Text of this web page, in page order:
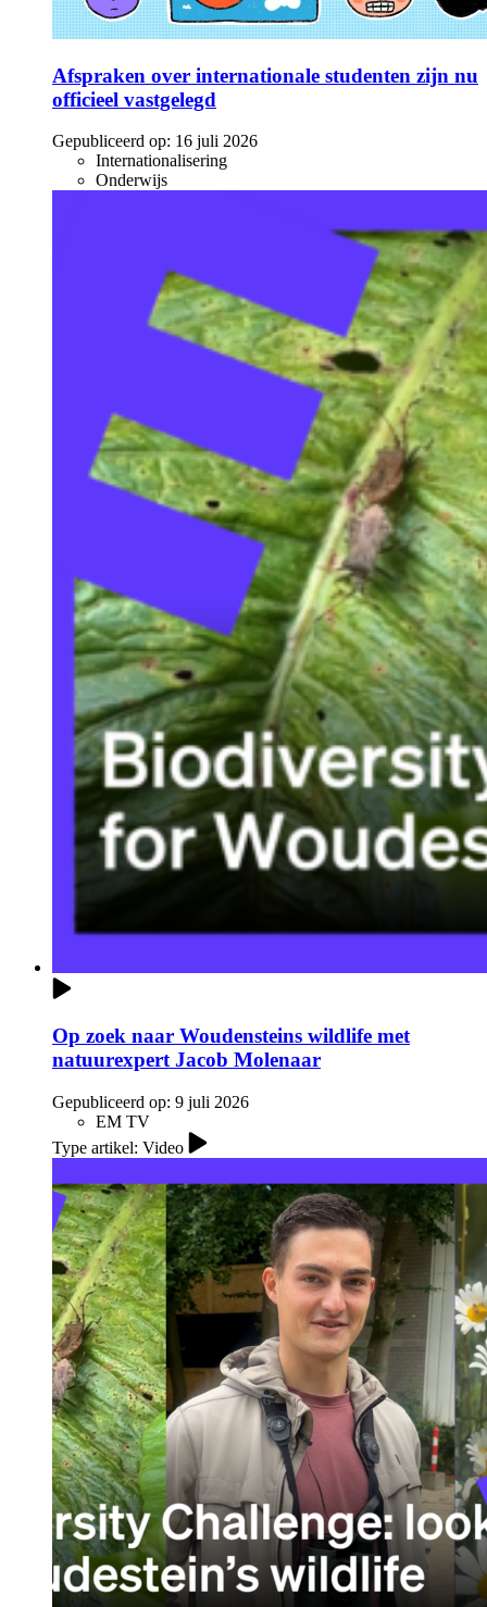
Afspraken over internationale studenten zijn nu
officieel vastgelegd
Gepubliceerd op: 16 juli 2026
Internationalisering
Onderwijs
Op zoek naar Woudensteins wildlife met
natuurexpert Jacob Molenaar
Gepubliceerd op: 9 juli 2026
EM TV
Type artikel: Video